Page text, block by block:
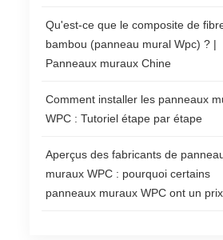
Qu'est-ce que le composite de
bambou (panneau mural Wpc) ? |
Panneaux muraux Chine
Comment installer les panneaux
WPC : Tutoriel étape par étape
Aperçus des fabricants de
muraux WPC : pourquoi certains
panneaux muraux WPC ont un